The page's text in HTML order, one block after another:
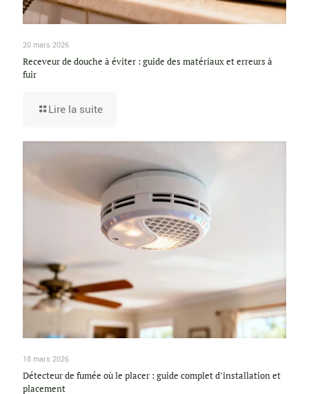
20 mars 2026
Receveur de douche à éviter : guide des matériaux et erreurs à
fuir
Lire la suite
18 mars 2026
Détecteur de fumée où le placer : guide complet d’installation et
placement